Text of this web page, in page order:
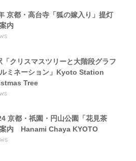
京都・高台寺「狐の嫁入り」提灯
内
「クリスマスツリーと大階段グラフ
ミネーション」Kyoto Station
Tree
京都・祇園・円山公園「花見茶
案内 Hanami Chaya KYOTO